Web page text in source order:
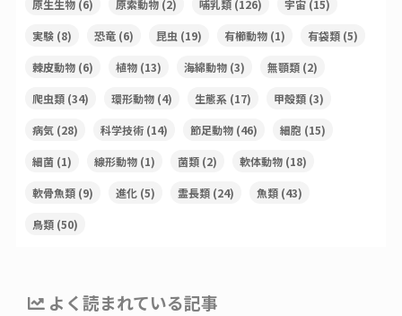
原生生物(6) 原索動物(2) 哺乳類(126) 宇宙(15)
実験(8) 恐竜(6) 昆虫 (19) 有櫛動物(1) 有袋類(5)
棘皮動物(6) 植物(13) 海綿動物(3) 無顎類(2)
爬虫類(34) 環形動物(4) 生態系(17) 甲殻類(3)
病気(28) 科学技術(14) 節足動物(46) 細胞 (15)
細菌(1) 線形動物(1) 菌類(2) 軟体動物(18)
軟骨魚類(9) 進化(5) 霊長類(24) 魚類(43)
鳥類(50)
よく読まれている記事